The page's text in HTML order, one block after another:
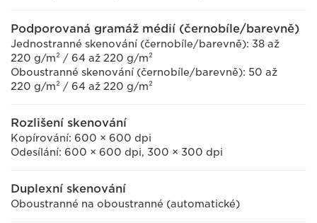
Podporovaná gramáž médií (černobíle/barevně)
Jednostranné skenování (černobíle/barevně): 38 až
220 g/m² / 64 až 220 g/m²
Oboustranné skenování (černobíle/barevně): 50 až
220 g/m² / 64 až 220 g/m²
Rozlišení skenování
Kopírování: 600 × 600 dpi
Odesílání: 600 × 600 dpi, 300 × 300 dpi
Duplexní skenování
Oboustranné na oboustranné (automatické)